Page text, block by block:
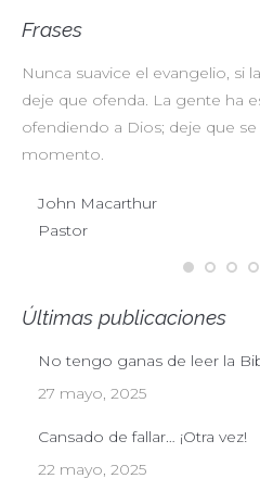
Frases
Nunca suavice el evangelio, si
deje que ofenda. La gente ha
ofendiendo a Dios; deje que
momento.
John Macarthur
Pastor
Últimas publicaciones
No tengo ganas de leer la
27 mayo, 2025
Cansado de fallar… ¡Otra vez!
22 mayo, 2025